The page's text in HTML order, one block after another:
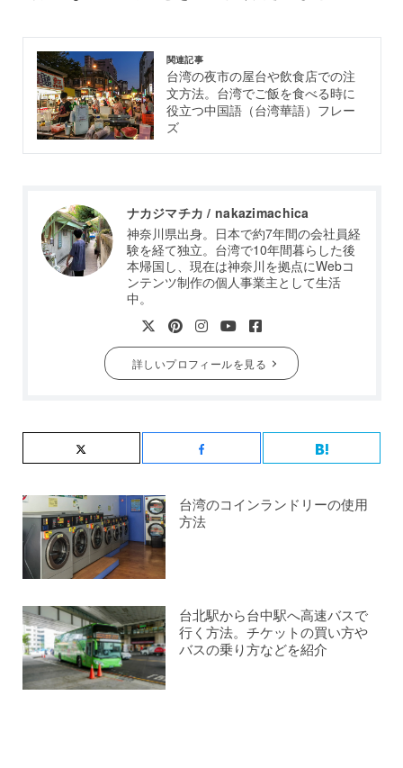
関連記事
台湾の夜市の屋台や飲食店での注
文方法。台湾でご飯を食べる時に
役立つ中国語（台湾華語）フレー
ズ
ナカジマチカ / nakazimachica
神奈川県出身。日本で約7年間の会社員経
験を経て独立。台湾で10年間暮らした後
本帰国し、現在は神奈川を拠点にWebコ
ンテンツ制作の個人事業主として生活
中。
詳しいプロフィールを見る
台湾のコインランドリーの使用
方法
台北駅から台中駅へ高速バスで
行く方法。チケットの買い方や
バスの乗り方などを紹介